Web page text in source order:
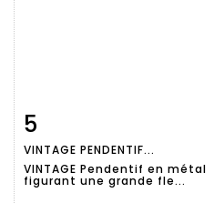
détaillée
5
VINTAGE PENDENTIF...
VINTAGE Pendentif en métal
figurant une grande fle...